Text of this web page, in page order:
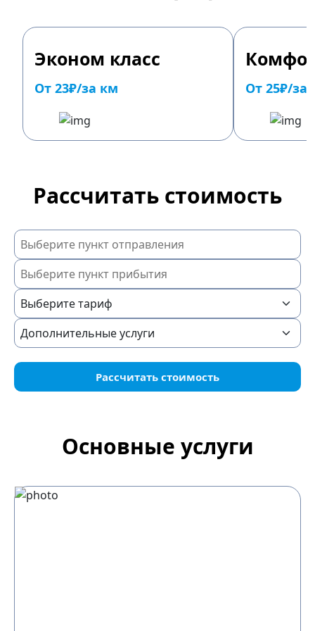
Эконом класс
От 23₽/за км От 25₽/за
Рассчитать стоимость
Рассчитать стоимость
Основные услуги